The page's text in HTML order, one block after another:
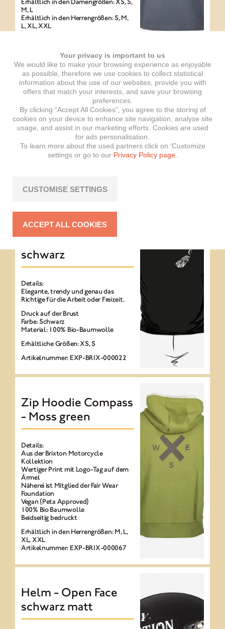
M, L
Erhältlich in den Herrengrößen: S, M,
L, XL, XXL
T-Shirt Western
anthrazit
Details:
Elegante, trendy und genau das
Richtige für die Arbeit oder Freizeit.
Druck auf der Brust
Farbe: Anthrazit
T-Shirt Light
schwarz
Details:
Elegante, trendy und genau das
Richtige für die Arbeit oder Freizeit.
Druck auf der Brust
Farbe: Schwarz
Material: 100% Bio-Baumwolle
Erhältliche Größen: XS, S
Artikelnummer: EXP-BRIX-000022
Zip Hoodie Compass
- Moss green
Details:
Aus der Brixton Motorcycle
Kollektion
Wertiger Print mit Logo-Tag auf dem
Ärmel
Näherei ist Mitglied der Fair Wear
Foundation
Vegan (Peta Approved)
100% Bio Baumwolle
Beidseitig bedruckt
Erhältlich in den Herrengrößen: M, L,
XL, XXL
Artikelnummer: EXP-BRIX-000067
Helm - Open Face
schwarz matt
Your privacy is important to us
We would like to make your browsing experience as enjoyable
as possible, therefore we use cookies to collect statistical
information about the use of our websites, provide you with
offers that match your interests, and save your browsing
preferences.
By clicking “Accept All Cookies”, you agree to the storing of
cookies on your device to enhance site navigation, analyse site
usage, and assist in our marketing efforts. Cookies are used
for ads personalisation.
To learn more about the used partners click on ‘Customize
settings or go to our Privacy Policy page.
CUSTOMISE SETTINGS
ACCEPT ALL COOKIES